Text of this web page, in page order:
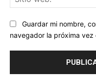
Guardar mi nombre,
navegador la próxima vez